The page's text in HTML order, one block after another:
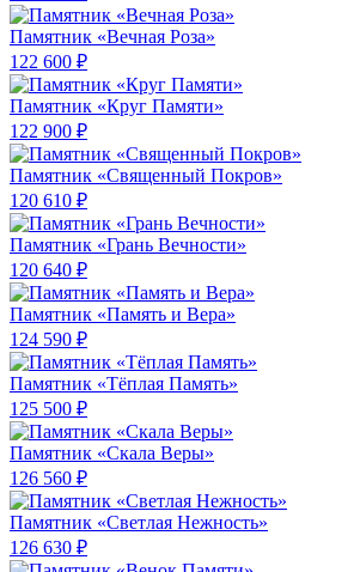
Памятник «Вечная Роза»
122 600 ₽
Памятник «Круг Памяти»
122 900 ₽
Памятник «Священный Покров»
120 610 ₽
Памятник «Грань Вечности»
120 640 ₽
Памятник «Память и Вера»
124 590 ₽
Памятник «Тёплая Память»
125 500 ₽
Памятник «Скала Веры»
126 560 ₽
Памятник «Светлая Нежность»
126 630 ₽